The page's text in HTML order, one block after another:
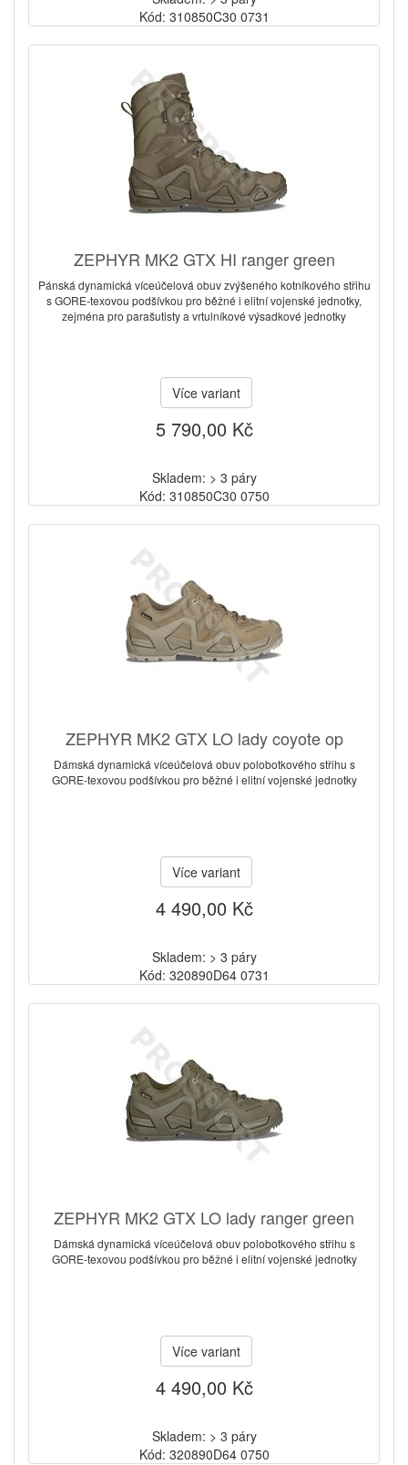
Kód: 310850C30 0731
ZEPHYR MK2 GTX HI ranger green
Pánská dynamická víceúčelová obuv zvýšeného kotníkového střihu
s GORE-texovou podšívkou pro běžné i elitní vojenské jednotky,
zejména pro parašutisty a vrtulníkové výsadkové jednotky
Více variant
5 790,00 Kč
Skladem: > 3 páry
Kód: 310850C30 0750
ZEPHYR MK2 GTX LO lady coyote op
Dámská dynamická víceúčelová obuv polobotkového střihu s
GORE-texovou podšívkou pro běžné i elitní vojenské jednotky
Více variant
4 490,00 Kč
Skladem: > 3 páry
Kód: 320890D64 0731
ZEPHYR MK2 GTX LO lady ranger green
Dámská dynamická víceúčelová obuv polobotkového střihu s
GORE-texovou podšívkou pro běžné i elitní vojenské jednotky
Více variant
4 490,00 Kč
Skladem: > 3 páry
Kód: 320890D64 0750